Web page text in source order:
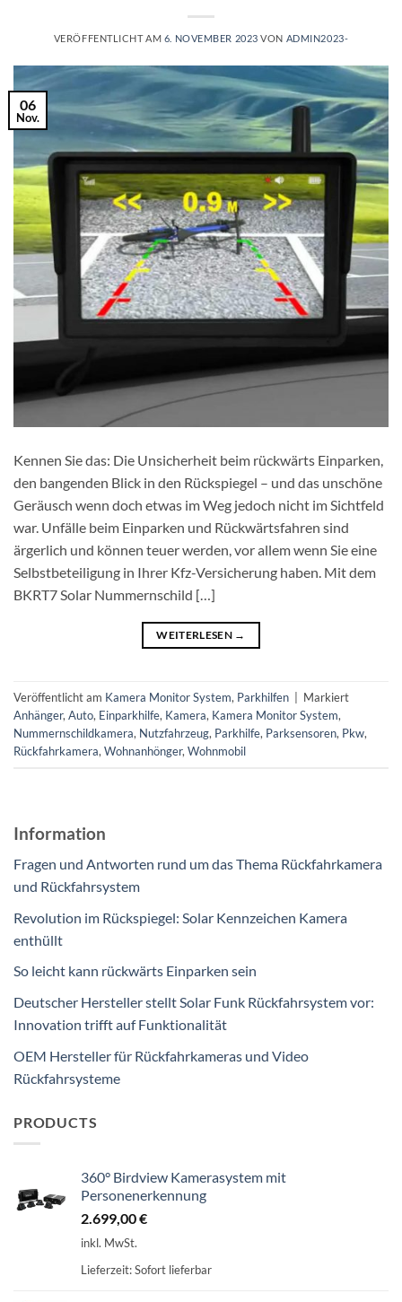
VERÖFFENTLICHT AM 6. NOVEMBER 2023 VON ADMIN2023-
06
Nov.
Kennen Sie das: Die Unsicherheit beim rückwärts Einparken,
den bangenden Blick in den Rückspiegel – und das unschöne
Geräusch wenn doch etwas im Weg jedoch nicht im Sichtfeld
war. Unfälle beim Einparken und Rückwärtsfahren sind
ärgerlich und können teuer werden, vor allem wenn Sie eine
Selbstbeteiligung in Ihrer Kfz-Versicherung haben. Mit dem
BKRT7 Solar Nummernschild […]
WEITERLESEN →
Veröffentlicht am Kamera Monitor System, Parkhilfen
Markiert
Anhänger, Auto, Einparkhilfe, Kamera, Kamera Monitor System,
Nummernschildkamera, Nutzfahrzeug, Parkhilfe, Parksensoren, Pkw,
Rückfahrkamera, Wohnanhönger, Wohnmobil
Information
Fragen und Antworten rund um das Thema Rückfahrkamera
und Rückfahrsystem
Revolution im Rückspiegel: Solar Kennzeichen Kamera
enthüllt
So leicht kann rückwärts Einparken sein
Deutscher Hersteller stellt Solar Funk Rückfahrsystem vor:
Innovation trifft auf Funktionalität
OEM Hersteller für Rückfahrkameras und Video
Rückfahrsysteme
PRODUCTS
360° Birdview Kamerasystem mit
Personenerkennung
2.699,00€
inkl. MwSt.
Lieferzeit:Sofort lieferbar